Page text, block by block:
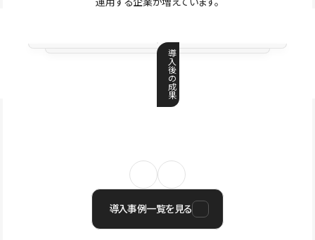
導
入
後
の
成
果
導入事例一覧を見る